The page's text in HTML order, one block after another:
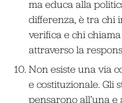
ma educa alla
differenza, è tra chi
verifica e chi
attraverso la
Non esiste una via
e costituzionale. Gli
pensarono all’una e